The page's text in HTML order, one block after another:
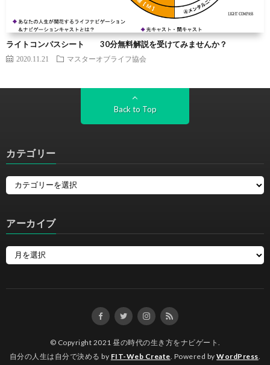
ライトコンパスシート 30分無料解説を受けてみませんか？
2020.11.21 マスターオブライフ協会
Back to Top
カテゴリー
アーカイブ
© Copyright 2021 昼の時代の生き方をナビゲート
自分の人生は自分で決める by FIT-Web Create . Powered byWordPress